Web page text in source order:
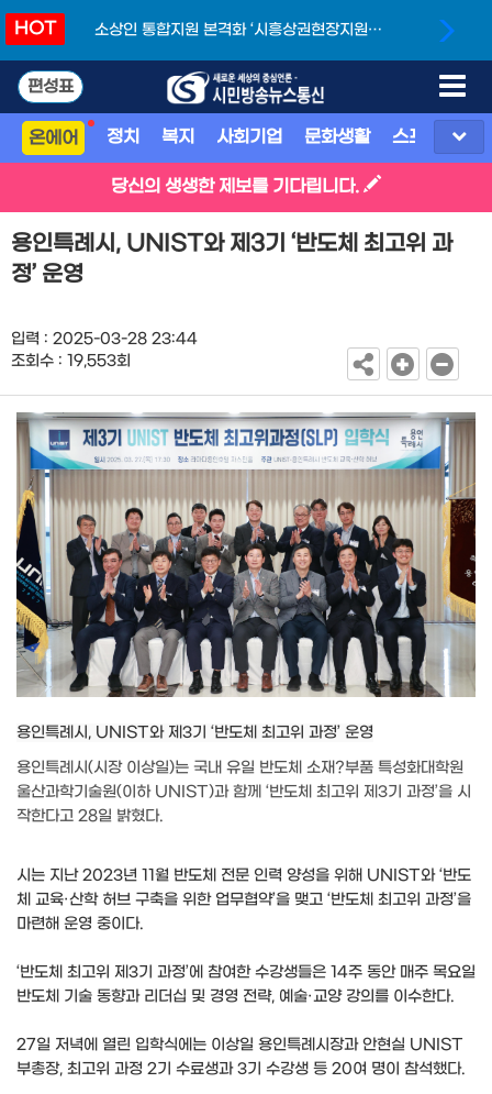
HOT
소상인 통합지원 본격화 ‘시흥상권현장지원단’
편성표
온에어 정치 복지 사회기업 문화생활 스포츠 지
당신의 생생한 제보를 기다립니다.
용인특례시, UNIST와 제3기 ‘반도체 최고위 과
정’ 운영
입력 : 2025-03-28 23:44
조회수 : 19,553회
용인특례시, UNIST와 제3기 ‘반도체 최고위 과정’ 운영
용인특례시(시장 이상일)는 국내 유일 반도체 소재?부품 특성화대학원
울산과학기술원(이하 UNIST)과 함께 ‘반도체 최고위 제3기 과정’을 시
작한다고 28일 밝혔다.
시는 지난 2023년 11월 반도체 전문 인력 양성을 위해 UNIST와 ‘반도
체 교육·산학 허브 구축을 위한 업무협약’을 맺고 ‘반도체 최고위 과정’을
마련해 운영 중이다.
‘반도체 최고위 제3기 과정’에 참여한 수강생들은 14주 동안 매주 목요일
반도체 기술 동향과 리더십 및 경영 전략, 예술·교양 강의를 이수한다.
27일 저녁에 열린 입학식에는 이상일 용인특례시장과 안현실 UNIST
부총장, 최고위 과정 2기 수료생과 3기 수강생 등 20여 명이 참석했다.